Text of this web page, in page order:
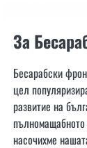
За
Бесарабски
цел
развитие на
насочихме